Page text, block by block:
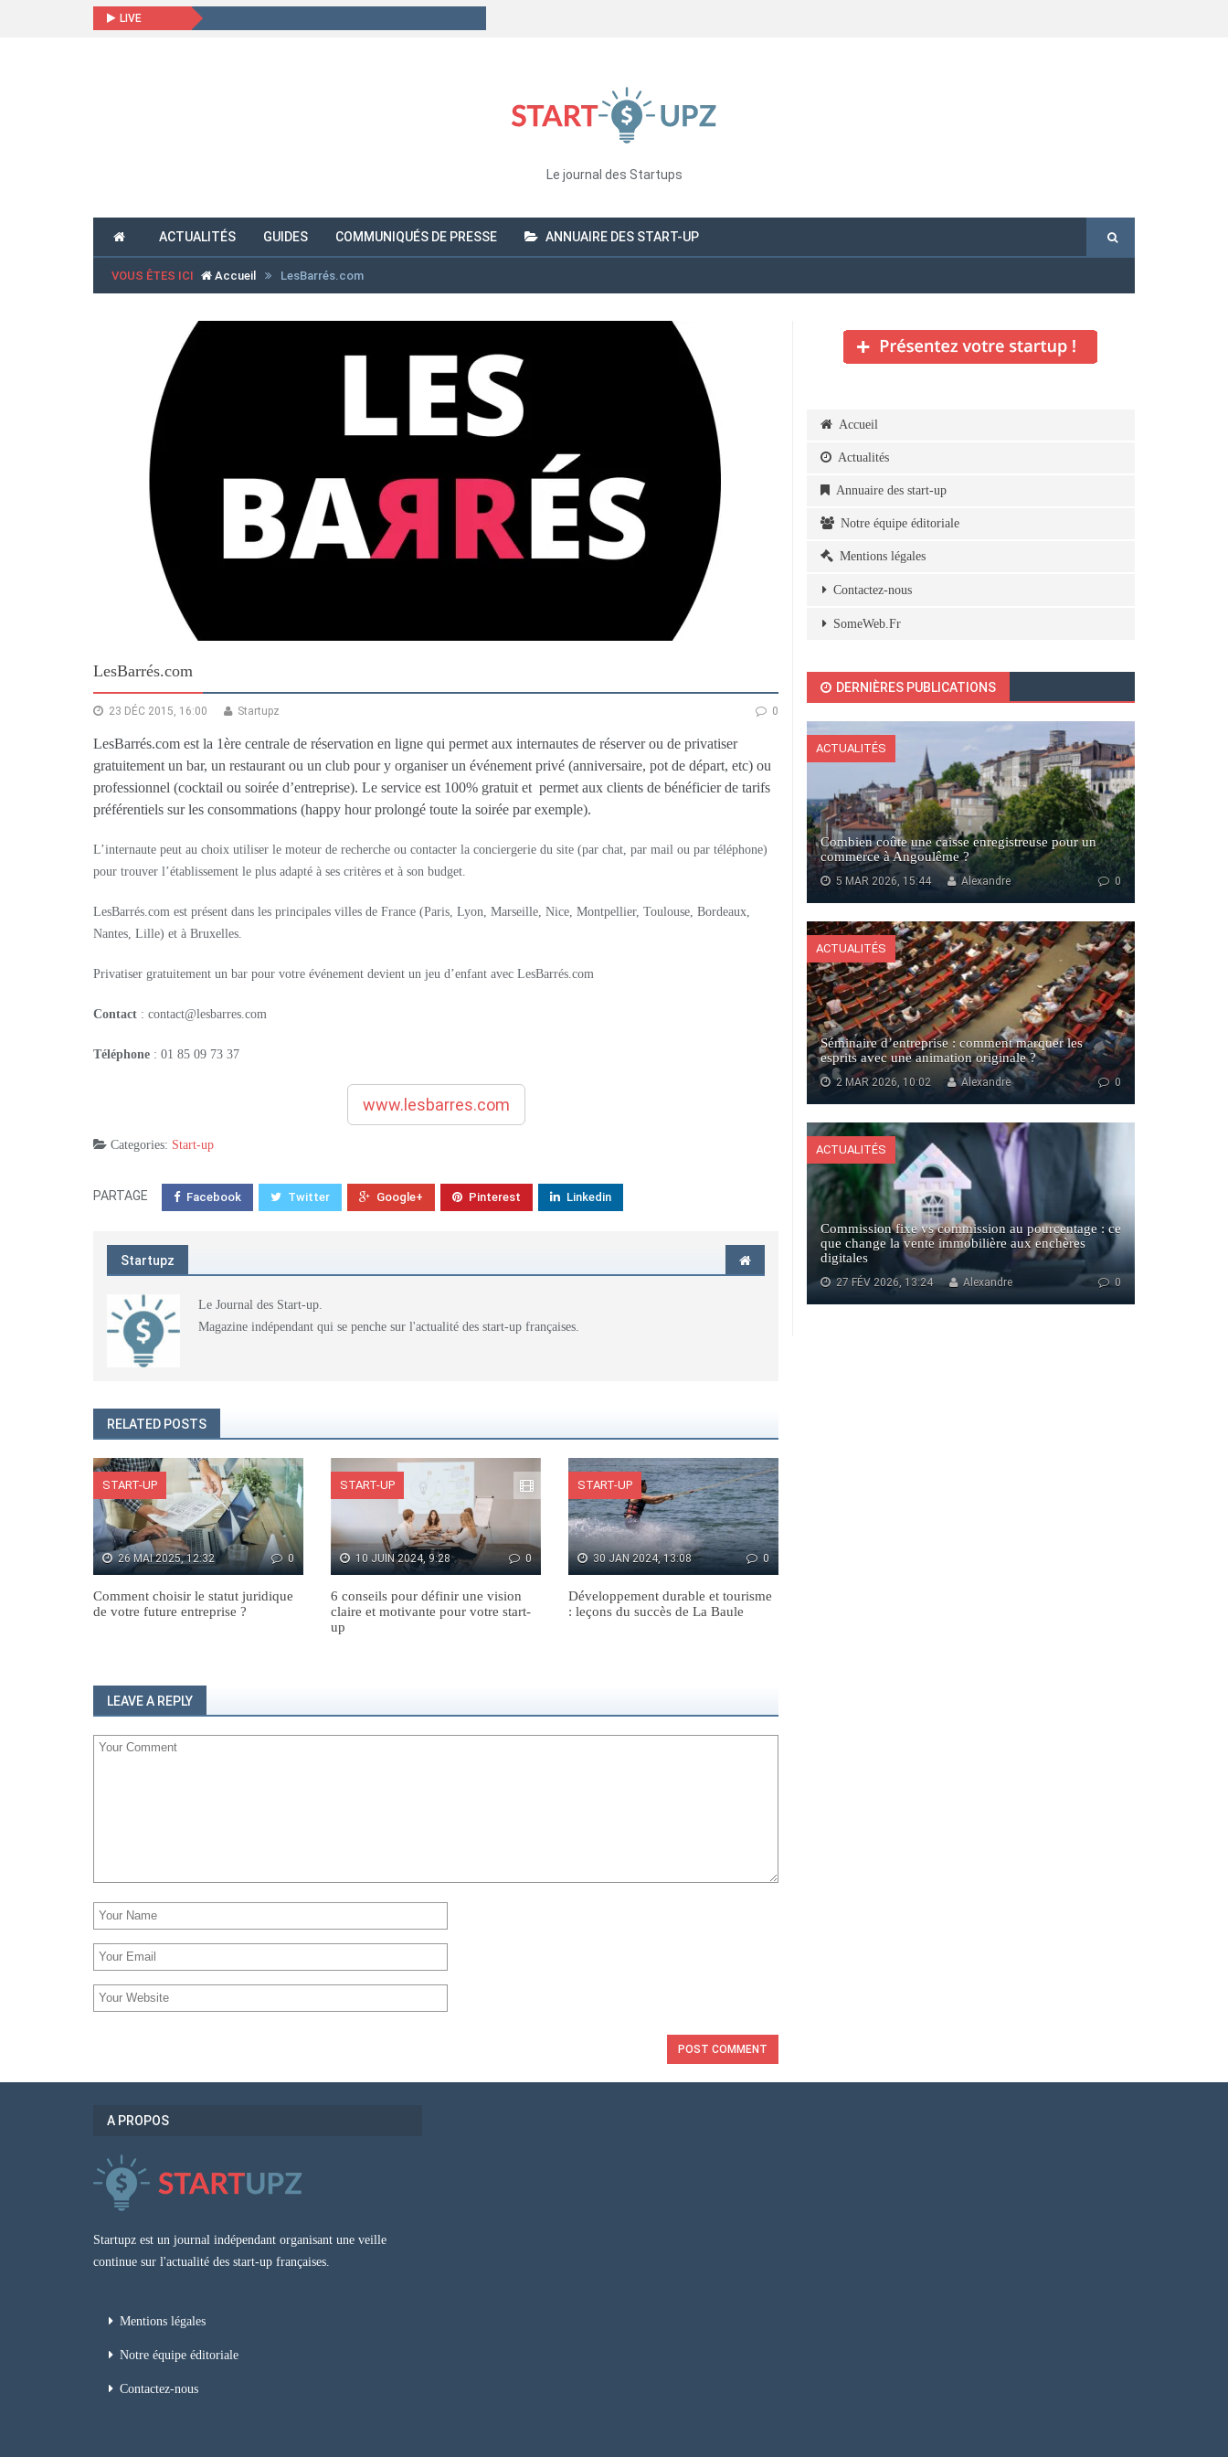
LIVE
Le journal des Startups
ACTUALITÉS GUIDES COMMUNIQUÉS DE PRESSE ANNUAIRE DES START-UP
VOUS ÊTES ICI Accueil LesBarrés.com
LesBarrés.com
23 DÉC 2015, 16:00 0
Startupz
LesBarrés.com est la 1ère centrale de réservation en ligne qui permet aux internautes de réserver ou de privatiser
gratuitement un bar, un restaurant ou un club pour y organiser un événement privé (anniversaire, pot de départ, etc) ou
professionnel (cocktail ou soirée d’entreprise). Le service est 100% gratuit et permet aux clients de bénéficier de tarifs
préférentiels sur les consommations (happy hour prolongé toute la soirée par exemple).
L’internaute peut au choix utiliser le moteur de recherche ou contacter la conciergerie du site (par chat, par mail ou par téléphone)
pour trouver l’établissement le plus adapté à ses critères et à son budget.
LesBarrés.com est présent dans les principales villes de France (Paris, Lyon, Marseille, Nice, Montpellier, Toulouse, Bordeaux,
Nantes, Lille) et à Bruxelles.
Privatiser gratuitement un bar pour votre événement devient un jeu d’enfant avec LesBarrés.com
Contact : contact@lesbarres.com
Téléphone : 01 85 09 73 37
www.lesbarres.com
Categories: Start-up
PARTAGE Facebook Twitter Google+ Pinterest Linkedin
Startupz
Le Journal des Start-up.
Magazine indépendant qui se penche sur l'actualité des start-up françaises.
RELATED POSTS
START-UP
26 MAI 2025, 12:32 0
Comment choisir le statut juridique
de votre future entreprise ?
START-UP
10 JUIN 2024, 9:28 0
6 conseils pour définir une vision
claire et motivante pour votre start-
up
START-UP
30 JAN 2024, 13:08 0
Développement durable et tourisme
: leçons du succès de La Baule
LEAVE A REPLY
Accueil
Actualités
Annuaire des start-up
Notre équipe éditoriale
Mentions légales
Contactez-nous
SomeWeb.Fr
DERNIÈRES PUBLICATIONS
ACTUALITÉS
Combien coûte une caisse enregistreuse pour un
commerce à Angoulême ?
5 MAR 2026, 15:44 0
Alexandre
ACTUALITÉS
Séminaire d’entreprise : comment marquer les
esprits avec une animation originale ?
2 MAR 2026, 10:02 0
Alexandre
ACTUALITÉS
Commission fixe vs commission au pourcentage : ce
que change la vente immobilière aux enchères
digitales
27 FÉV 2026, 13:24 0
Alexandre
A PROPOS
Startupz est un journal indépendant organisant une veille
continue sur l'actualité des start-up françaises.
Mentions légales
Notre équipe éditoriale
Contactez-nous